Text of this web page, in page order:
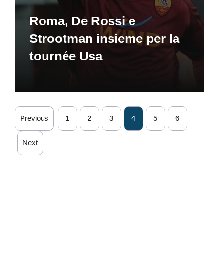
Roma, De Rossi e
Strootman insieme per la
tournée Usa
Previous 1 2 3 4 5 6
Next